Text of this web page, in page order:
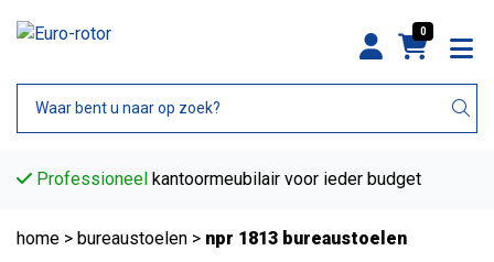
0
Professioneel kantoormeubilair voor ieder budget
home > bureaustoelen > npr 1813 bureaustoelen